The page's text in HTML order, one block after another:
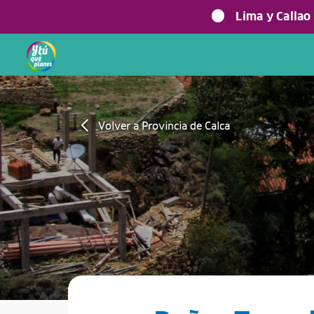
Lima y
Volver a Provincia de Calca